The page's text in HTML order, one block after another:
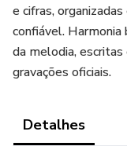
e cifras,
confiável.
da melodia,
gravações oficiais.
Detalhes